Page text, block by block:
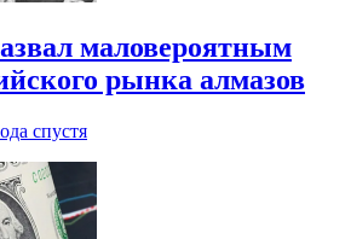
маловероятным
рынка алмазов
спустя